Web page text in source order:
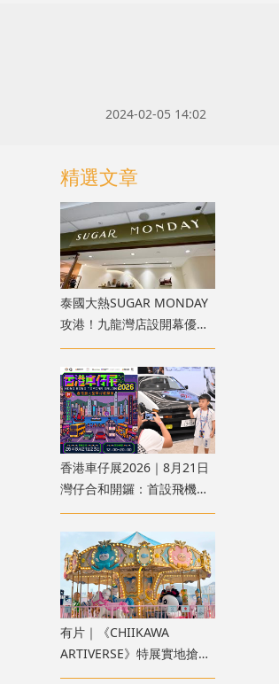
2024-02-05 14:02
精選文章
泰國大熱SUGAR MONDAY
攻港！九龍灣店設開幕優惠
必掃香港限定款、半月包/方
糖包
香港車仔展2026｜8月21日
灣仔合和開鑼：首設飛機模
型區、100+首發產品 附購
票方法
有片｜《CHIIKAWA
ARTIVERSE》特展實地搶先
睇！全球首座木馬、4重宇